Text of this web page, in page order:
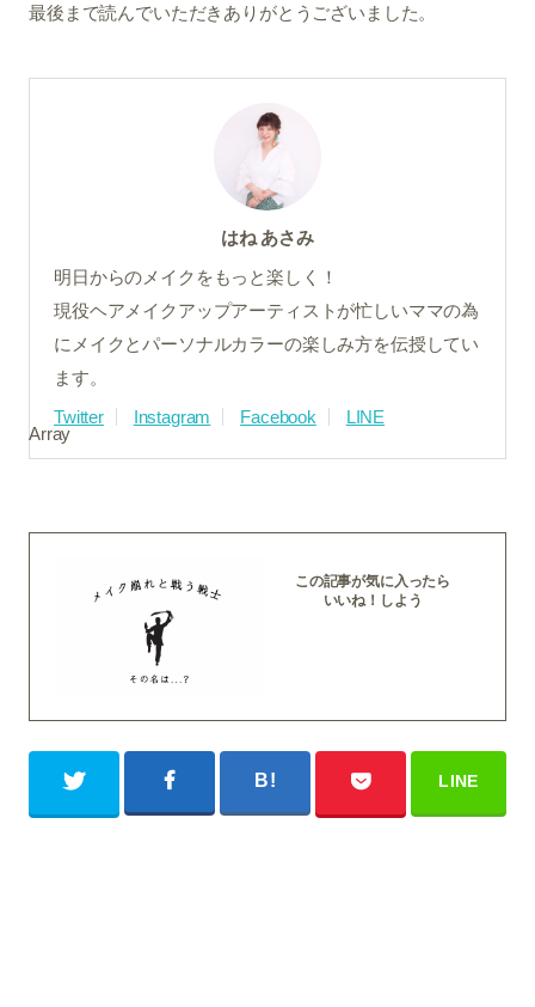
最後まで読んでいただきありがとうございました。
はね あさみ
明日からのメイクをもっと楽しく！
現役ヘアメイクアップアーティストが忙しいママの為
にメイクとパーソナルカラーの楽しみ方を伝授してい
ます。
Twitter
Instagram Facebook
LINE
Array
この記事が気に入ったら
いいね！しよう